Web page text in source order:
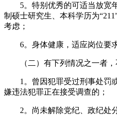
5。特别优秀的可适当放宽年
制硕士研究生、本科学历为
考虑；
6。身体健康，适应岗位要求
（二）有下列情况之一者，
1。曾因犯罪受过刑事处罚
嫌违法犯罪正在接受调查的；
2。尚未解除党纪、政纪处分